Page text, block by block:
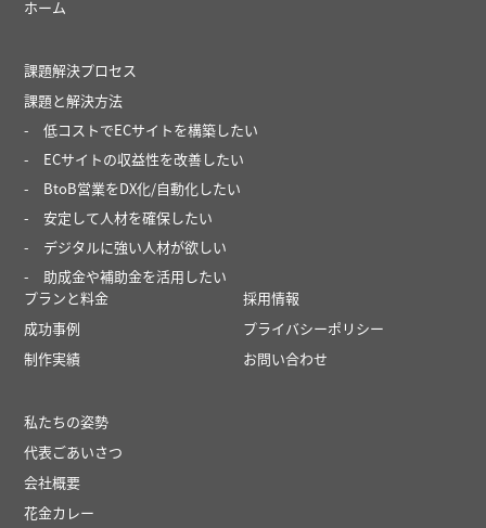
ホーム
課題解決プロセス
課題と解決方法
低コストでECサイトを構築したい
ECサイトの収益性を改善したい
BtoB営業をDX化/自動化したい
安定して人材を確保したい
デジタルに強い人材が欲しい
助成金や補助金を活用したい
プランと料金
成功事例
制作実績
私たちの姿勢
代表ごあいさつ
会社概要
花金カレー
採用情報
プライバシーポリシー
お問い合わせ